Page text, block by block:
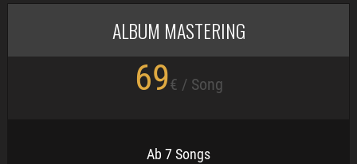
ALBUM MASTERING
69€ / Song
Ab 7 Songs